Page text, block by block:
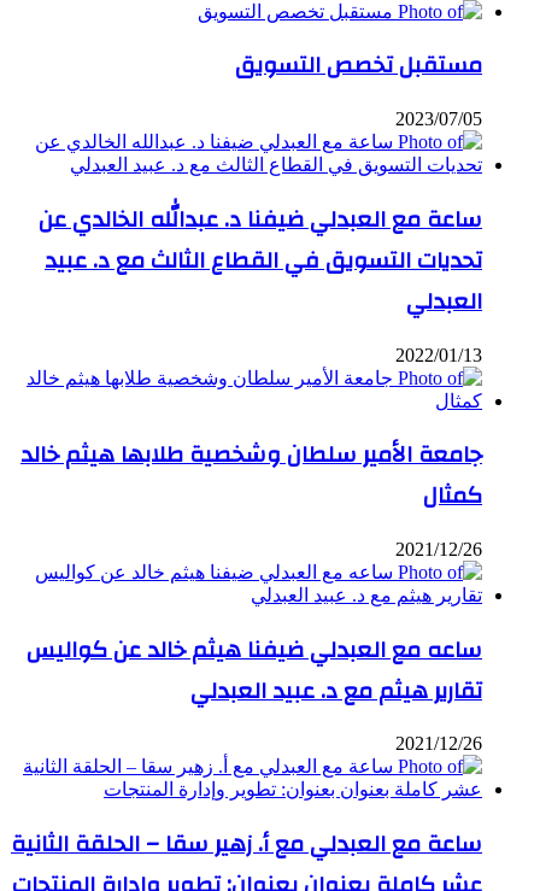
مستقبل تخصص التسويق
2023/07/05
ساعة مع العبدلي ضيفنا د. عبدالله الخالدي عن
تحديات التسويق في القطاع الثالث مع د. عبيد
العبدلي
2022/01/13
جامعة الأمير سلطان وشخصية طلابها هيثم خالد
كمثال
2021/12/26
ساعه مع العبدلي ضيفنا هيثم خالد عن كواليس
تقارير هيثم مع د. عبيد العبدلي
2021/12/26
ساعة مع العبدلي مع أ. زهير سقا – الحلقة الثانية